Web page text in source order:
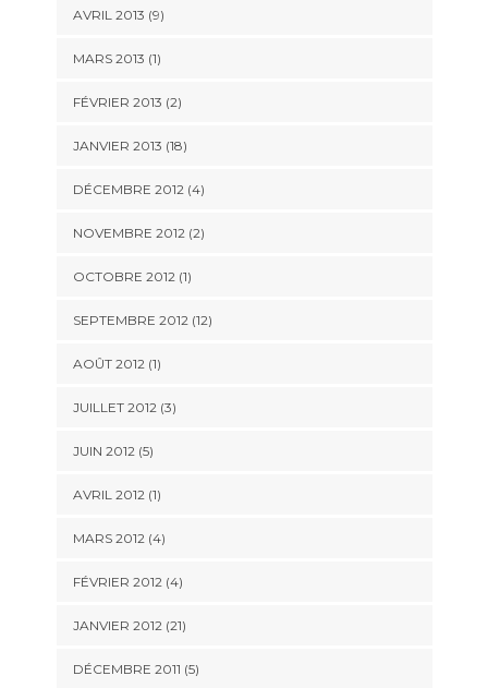
AVRIL 2013 (9)
MARS 2013 (1)
FÉVRIER 2013 (2)
JANVIER 2013 (18)
DÉCEMBRE 2012 (4)
NOVEMBRE 2012 (2)
OCTOBRE 2012 (1)
SEPTEMBRE 2012 (12)
AOÛT 2012 (1)
JUILLET 2012 (3)
JUIN 2012 (5)
AVRIL 2012 (1)
MARS 2012 (4)
FÉVRIER 2012 (4)
JANVIER 2012 (21)
DÉCEMBRE 2011 (5)